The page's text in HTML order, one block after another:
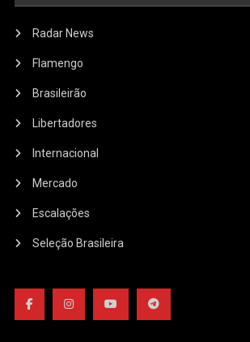
Radar News
Flamengo
Brasileirão
Libertadores
Internacional
Mercado
Escalações
Seleção Brasileira